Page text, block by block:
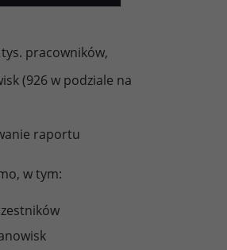
pracowników,
(926 w podziale na
raportu
w tym: